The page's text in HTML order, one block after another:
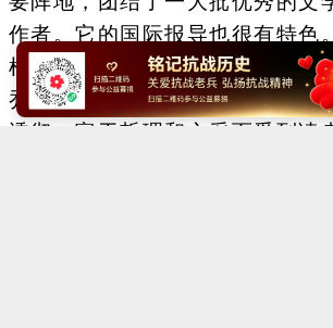
作者。它的国际报导也很有特色
根据周恩来的指示，开设了"国
乔冠华主笔。这个专栏的文章以
透彻、富于哲理和文采而受到读